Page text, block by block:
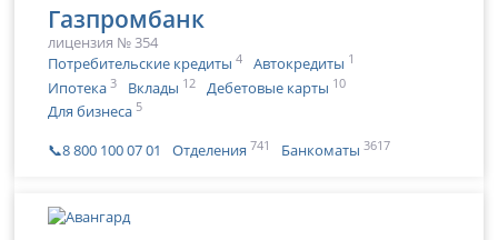
Газпромбанк
лицензия № 354
Потребительские кредиты 4 Автокредиты 1
Ипотека 3 Вклады 12 Дебетовые карты 10
Для бизнеса 5
📞8 800 100 07 01 Отделения 741 Банкоматы 3617